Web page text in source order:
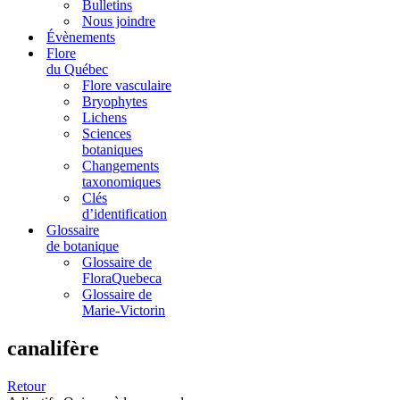
Bulletins
Nous joindre
Évènements
Flore
du Québec
Flore vasculaire
Bryophytes
Lichens
Sciences
botaniques
Changements
taxonomiques
Clés
d’identification
Glossaire
de botanique
Glossaire de
FloraQuebeca
Glossaire de
Marie-Victorin
canalifère
Retour